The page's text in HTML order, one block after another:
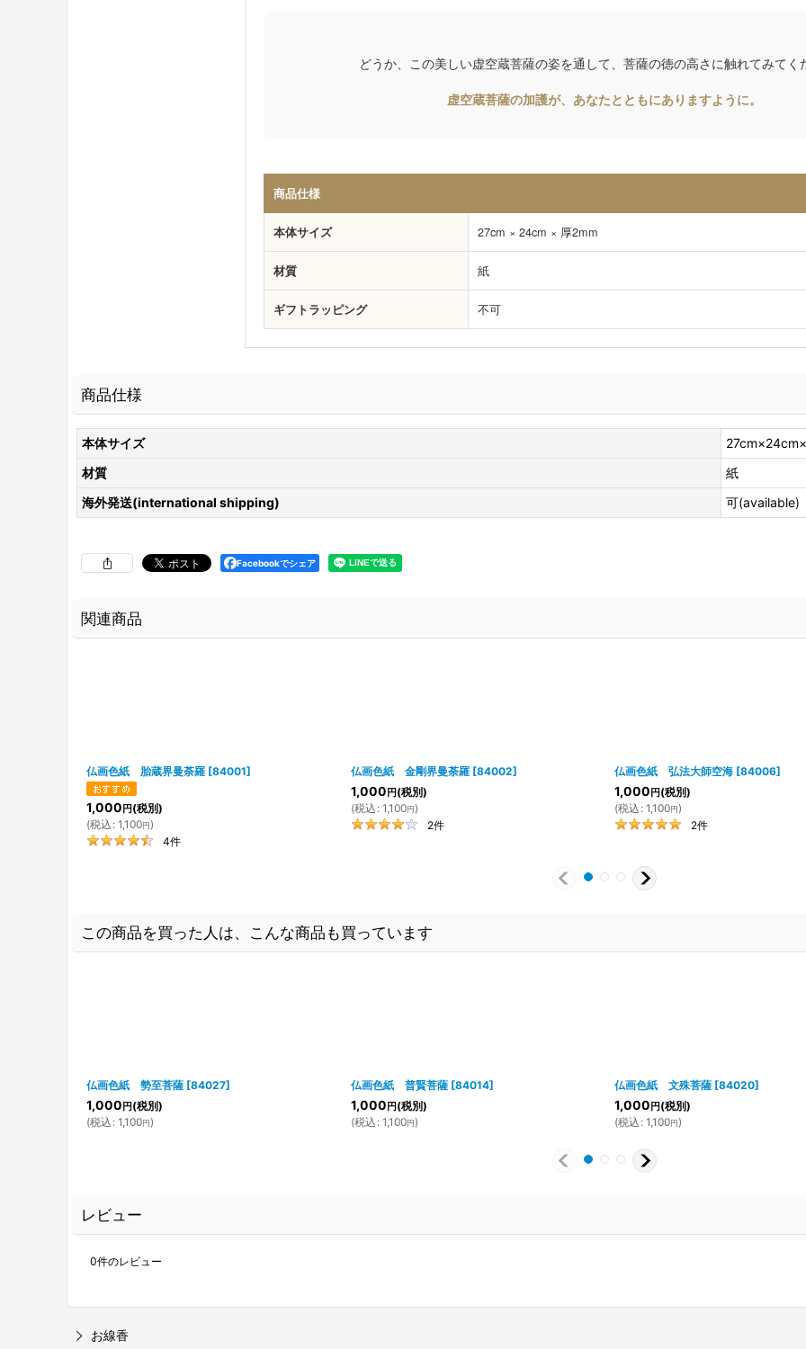
どうか、この美しい虚空蔵菩薩の姿を通して、菩薩の徳の高さに触れてみてく
虚空蔵菩薩の加護が、あなたとともにありますように。
商品仕様
本体サイズ 27cm × 24cm × 厚2mm
材質 紙
ギフトラッピング 不可
商品仕様
本体サイズ
材質
紙
海外発送(international shipping)
可(available)
Facebookでシェア
関連商品
仏画色紙 胎蔵界曼荼羅 [84001]
1,000 円 (税別)
(税込 : 1,100円)
4件
仏画色紙 金剛界曼荼羅 [84002]
1,000 円(税別)
(税込 : 1,100円)
2件
仏画色紙 弘法大師空海 [84006]
1,000 円 (税別)
(税込 : 1,100円)
2件
この商品を買った人は、こんな商品も買っています
仏画色紙 勢至菩薩 [84027]
1,000 円 (税別)
(税込 : 1,100円)
仏画色紙 普賢菩薩 [84014]
1,000 円(税別)
(税込 : 1,100円)
仏画色紙 文殊菩薩 [84020]
1,000 円 (税別)
(税込 : 1,100円)
レビュー
0件のレビュー
お線香